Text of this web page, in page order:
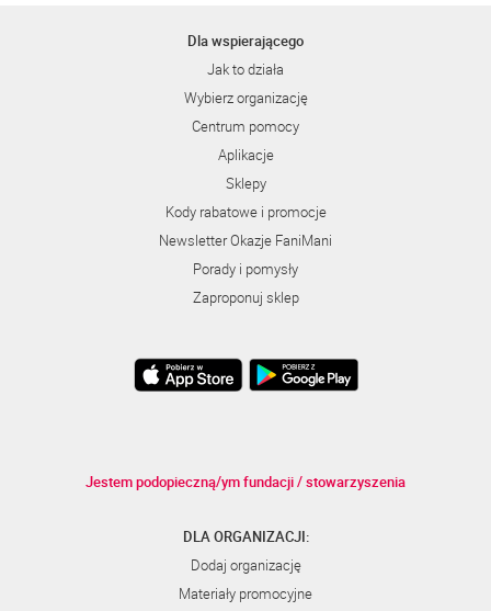
Dla wspierającego
Jak to działa
Wybierz organizację
Centrum pomocy
Aplikacje
Sklepy
Kody rabatowe i promocje
Newsletter Okazje FaniMani
Porady i pomysły
Zaproponuj sklep
Jestem podopieczną/ym fundacji / stowarzyszenia
DLA ORGANIZACJI:
Dodaj organizację
Materiały promocyjne